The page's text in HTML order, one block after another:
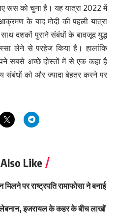
रूस को चुना है। यह यात्रा 2022 में
के बाद मोदी की पहली यात्रा
दशकों पुराने संबंधों के बावजूद युद्ध
लेने से परहेज किया है। हालांकि
सबसे अच्छे दोस्तों में से एक कहा है
संबंधों को और ज्यादा बेहतर करने पर
Like
पर राष्ट्रपति रामाफोसा ने बनाई
इजरायल के कहर के बीच लाखों